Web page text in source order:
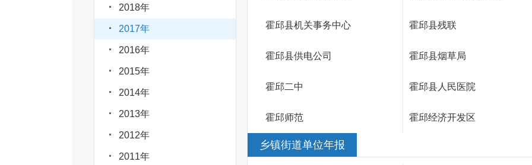
2018年
2017年
2016年
2015年
2014年
2013年
2012年
2011年
霍邱县机关事务中心 霍邱县残联
霍邱县供电公司 霍邱县烟草局
霍邱二中 霍邱县人民医院
霍邱师范 霍邱经济开发区
乡镇街道单位年报